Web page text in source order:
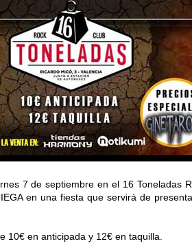
7 de septiembre en el 16 Toneladas
en una fiesta que servirá de
10€ en anticipada y 12€ en taquilla.